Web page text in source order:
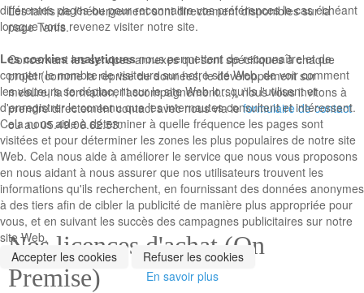
Les tarifs de l'hébergement sont directement disponibles sur la
page Tarifs.
Concernant les services annexes qui sont spécifiques à chaque
projet (comme la reprise de données, le développement sur
mesure, la formation, l'accompagnement....), nous vous invitons à
prendre directement contact avec nous via leformulaire de contact
ou au 05.49.06.62.53.
Nos licences d'achat (On
Premise)
différentes pages ou pour reconnaitre vos préférences le cas échéant
lorsque vous revenez visiter notre site.
Les cookies analytiquesnous permettent de reconnaître et de
compter le nombre de visiteurs sur notre site Web, de voir comment
les visiteurs se déplacent sur le site Web lorsqu'ils l'utilisent et
d'enregistrer le contenu que les internautes consultent et intéressent.
Cela nous aide à déterminer à quelle fréquence les pages sont
visitées et pour déterminer les zones les plus populaires de notre site
Web. Cela nous aide à améliorer le service que nous vous proposons
en nous aidant à nous assurer que nos utilisateurs trouvent les
informations qu'ils recherchent, en fournissant des données anonymes
à des tiers afin de cibler la publicité de manière plus appropriée pour
vous, et en suivant les succès des campagnes publicitaires sur notre
site Web.
Accepter les cookies
Refuser les cookies
En savoir plus